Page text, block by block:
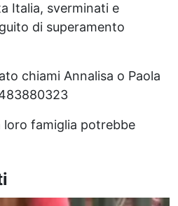
Italia, sverminati e
di superamento
chiami Annalisa o Paola
loro famiglia potrebbe